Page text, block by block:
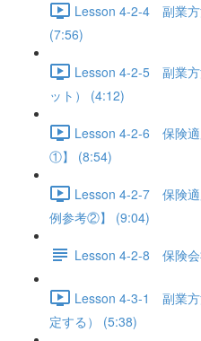
Lesson 4-2-4 副業方
(7:56)
Lesson 4-2-5 副業方
ット） (4:12)
Lesson 4-2-6 保険適
①】 (8:54)
Lesson 4-2-7 保険適
例参考②】 (9:04)
Lesson 4-2-8 保険会
Lesson 4-3-1 副業方
定する） (5:38)